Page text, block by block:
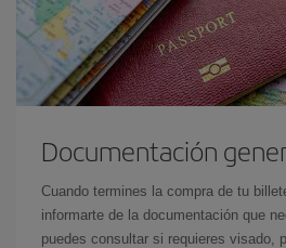
Documentación
Cuando termines la compra de tu
informarte de la documentación que
puedes consultar si requieres visado,